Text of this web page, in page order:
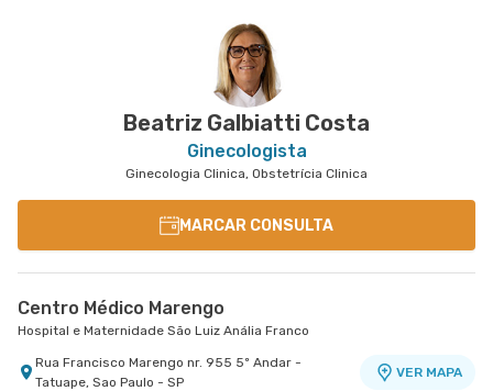
Beatriz Galbiatti Costa
Ginecologista
Ginecologia Clinica, Obstetrícia Clinica
MARCAR CONSULTA
Centro Médico Marengo
Hospital e Maternidade São Luiz Anália Franco
Rua Francisco Marengo nr. 955 5º Andar -
Tatuape, Sao Paulo - SP
VER MAPA